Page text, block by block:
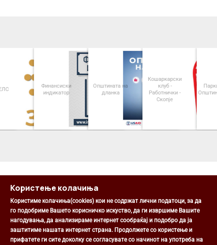
индикатор
Општината на
дланка
Кошаркарски
клуб -
Работнички -
Паркинзи на
Општина Центар
Општина Центар
Михаил Цоков бр. 1, Скопје
Користење колачиња
Користиме колачиња(cookies) кои не содржат лични податоци, за да
го подобриме Вашето корисничко искуство, да ги извршиме Вашите
нагодувања, да анализираме интернет сообраќај и подобро да ја
заштитиме нашата интернет страна. Продолжете со користење и
прифатете ги сите доколку се согласувате со начинот на употреба на